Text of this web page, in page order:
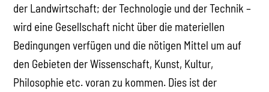
der Landwirtschaft; der Technologie und der Technik –
wird eine Gesellschaft nicht über die materiellen
Bedingungen verfügen und die nötigen Mittel um auf
den Gebieten der Wissenschaft, Kunst, Kultur,
Philosophie etc. voran zu kommen. Dies ist der